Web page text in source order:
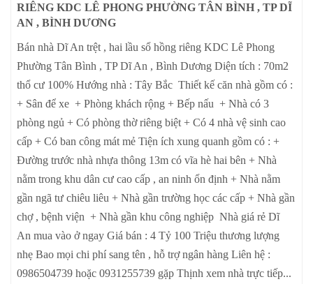
RIÊNG KDC LÊ PHONG PHƯỜNG TÂN BÌNH , TP DĨ
AN , BÌNH DƯƠNG
Bán nhà Dĩ An trệt , hai lầu sổ hồng riêng KDC Lê Phong
Phường Tân Bình , TP Dĩ An , Bình Dương Diện tích : 70m2
thổ cư 100% Hướng nhà : Tây Bắc Thiết kế căn nhà gồm có :
+ Sân để xe + Phòng khách rộng + Bếp nấu + Nhà có 3
phòng ngủ + Có phòng thờ riêng biệt + Có 4 nhà vệ sinh cao
cấp + Có ban công mát mẻ Tiện ích xung quanh gồm có : +
Đường trước nhà nhựa thông 13m có vĩa hè hai bên + Nhà
nằm trong khu dân cư cao cấp , an ninh ổn định + Nhà nằm
gần ngã tư chiêu liêu + Nhà gần trường học các cấp + Nhà gần
chợ , bệnh viện + Nhà gần khu công nghiệp Nhà giá rẻ Dĩ
An mua vào ở ngay Giá bán : 4 Tỷ 100 Triệu thương lượng
nhẹ Bao mọi chi phí sang tên , hỗ trợ ngân hàng Liên hệ :
0986504739 hoặc 0931255739 gặp Thịnh xem nhà trực tiếp...